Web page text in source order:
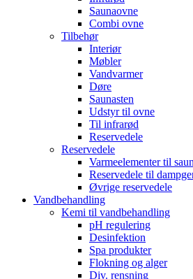
Saunaovne
Combi ovne
Tilbehør
Interiør
Møbler
Vandvarmer
Døre
Saunasten
Udstyr til ovne
Til infrarød
Reservedele
Reservedele
Varmeelementer til
Reservedele til
Øvrige reservedele
Vandbehandling
Kemi til vandbehandling
pH regulering
Desinfektion
Spa produkter
Flokning og alger
Div. rensning